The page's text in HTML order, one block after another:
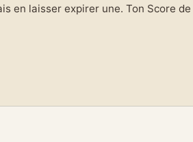
en laisser expirer une. Ton Score